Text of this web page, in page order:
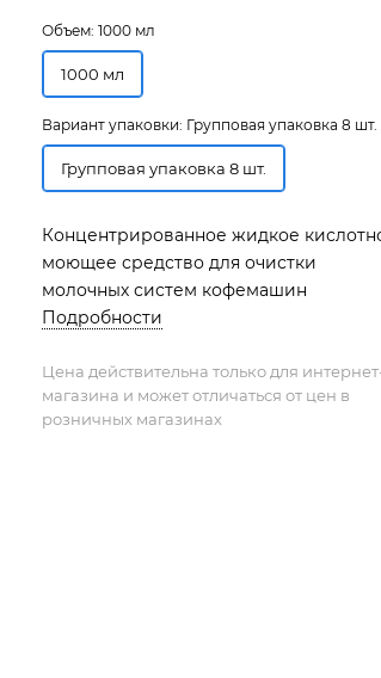
Объем: 1000 мл
1000 мл
Вариант упаковки: Групповая упаковка 8 шт.
Групповая упаковка 8 шт.
Концентрированное жидкое
моющее средство для очистки
молочных систем кофемашин
Подробности
Цена действительна только для
магазина и может отличаться от цен в
розничных магазинах